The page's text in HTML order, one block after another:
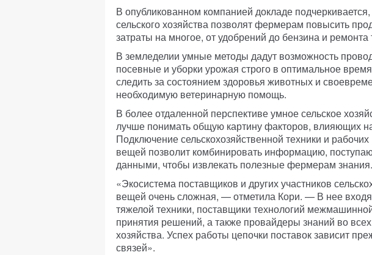
В опубликованном компанией докладе
сельского хозяйства позволят фермерам повысить
затраты на многое, от удобрений до бензина и ремонта
В земледелии умные методы дадут возможность
посевные и уборки урожая строго в оптимальное
следить за состоянием здоровья животных и
необходимую ветеринарную помощь.
В более отдаленной перспективе умное сельское
лучше понимать общую картину факторов, влияющих
Подключение сельскохозяйственной техники и
вещей позволит комбинировать информацию,
данными, чтобы извлекать полезные фермерам знания.
«Экосистема поставщиков и других участников
вещей очень сложная, — отметила Кори. — В нее
тяжелой техники, поставщики технологий
принятия решений, а также провайдеры знаний во всех
хозяйства. Успех работы цепочки поставок зависит
связей».